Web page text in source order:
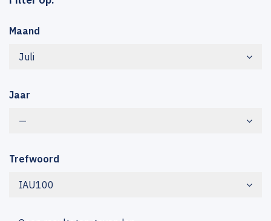
Maand
Juli
Jaar
—
Trefwoord
IAU100